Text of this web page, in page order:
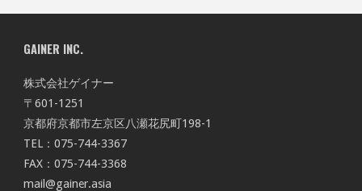
GAINER INC.
株式会社ゲイナー
〒601-1251
京都府京都市左京区八瀬花尻町198-1
TEL：075-744-3367
FAX：075-744-3368
mail@gainer.asia